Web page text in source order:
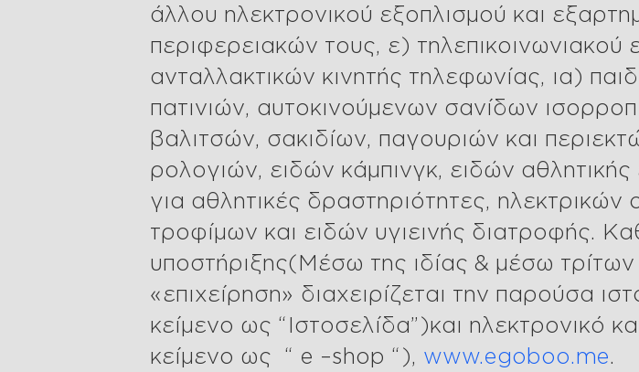
άλλου ηλεκτρονικού εξοπλισμού και
περιφερειακών τους, ε) τηλεπικοινωνιακού
ανταλλακτικών κινητής τηλεφωνίας, ια)
πατινιών, αυτοκινούμενων σανίδων
βαλιτσών, σακιδίων, παγουριών και
ρολογιών, ειδών κάμπινγκ, ειδών
για αθλητικές δραστηριότητες, ηλεκτρικών
τροφίμων και ειδών υγιεινής διατροφής.
υποστήριξης(Μέσω της ιδίας & μέσω
«επιχείρηση» διαχειρίζεται την παρούσα
κείμενο ως “Ιστοσελίδα”)και ηλεκτρονικό
κείμενο ως “ e –shop “), www.egoboo.me